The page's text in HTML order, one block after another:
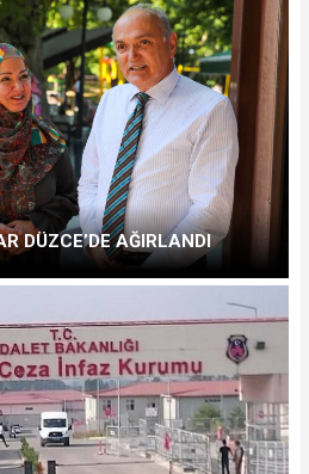
DÜZCE’DE AĞIRLANDI